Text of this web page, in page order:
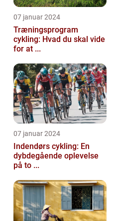
07 januar 2024
Træningsprogram
cykling: Hvad du skal vide
for at ...
07 januar 2024
Indendørs cykling: En
dybdegående oplevelse
på to ...